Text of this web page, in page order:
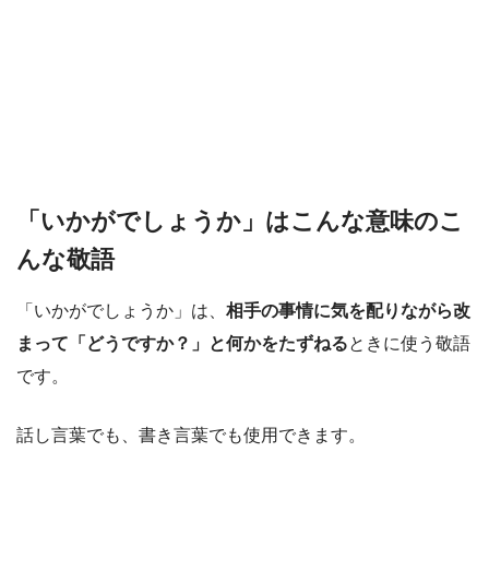
「いかがでしょうか」はこんな意味のこ
んな敬語
「いかがでしょうか」は、 相手の事情に気を配りながら改
まって「どうですか？」と何かをたずねるときに使う敬語
です。
話し言葉でも、書き言葉でも使用できます。